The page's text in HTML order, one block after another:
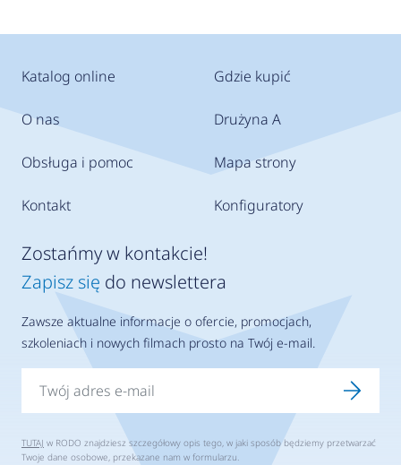
Katalog online
O nas
Obsługa i pomoc
Kontakt
Gdzie kupić
Drużyna A
Mapa strony
Konfiguratory
Zostańmy w kontakcie!
Zapisz się do newslettera
Zawsze aktualne informacje o ofercie, promocjach,
szkoleniach i nowych filmach prosto na Twój e-mail.
TUTAJ w RODO znajdziesz szczegółowy opis tego, w jaki sposób będziemy przetwarzać
Twoje dane osobowe, przekazane nam w formularzu.